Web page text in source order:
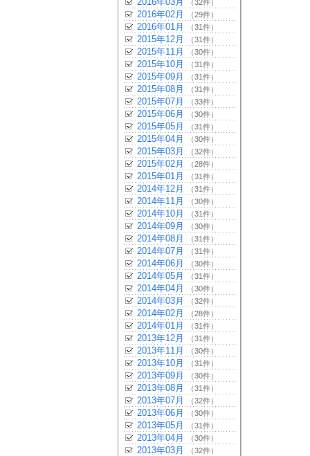
（32件）
2016年02月 （29件）
2016年01月 （31件）
2015年12月 （31件）
2015年11月 （30件）
2015年10月 （31件）
2015年09月 （31件）
2015年08月 （31件）
2015年07月 （33件）
2015年06月 （30件）
2015年05月 （31件）
2015年04月 （30件）
2015年03月 （32件）
2015年02月 （28件）
2015年01月 （31件）
2014年12月 （31件）
2014年11月 （30件）
2014年10月 （31件）
2014年09月 （30件）
2014年08月 （31件）
2014年07月 （31件）
2014年06月 （30件）
2014年05月 （31件）
2014年04月 （30件）
2014年03月 （32件）
2014年02月 （28件）
2014年01月 （31件）
2013年12月 （31件）
2013年11月 （30件）
2013年10月 （31件）
2013年09月 （30件）
2013年08月 （31件）
2013年07月 （32件）
2013年06月 （30件）
2013年05月 （31件）
2013年04月 （30件）
2013年03月 （32件）